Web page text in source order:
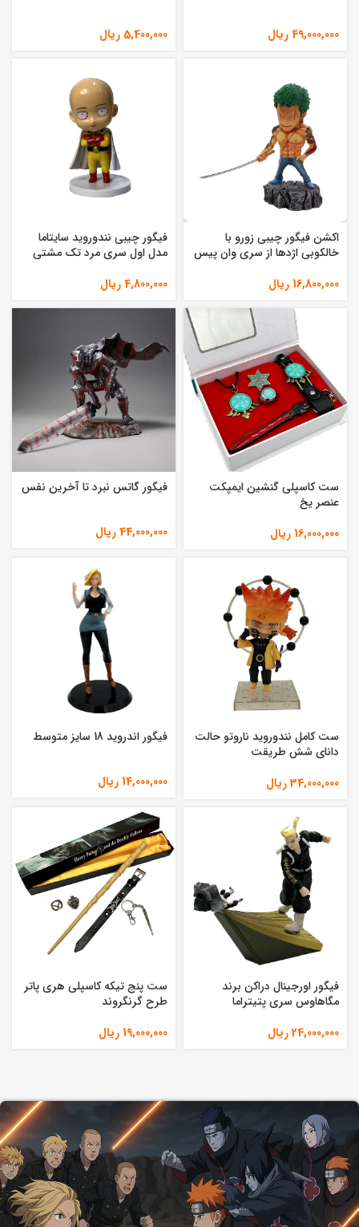
49,000,000ریال 5,400,000 ریال
اکشن فیگور چیبی زورو با
خالکوبی اژدها از سری وان پیس
16,800,000 ریال
فیگور چیبی نندوروید سایتاما
مدل اول سری مرد تک مشتی
4,800,000ریال
ست کاسپلی گنشین ایمپکت
عنصر یخ
16,000,000 ریال
فیگور گاتس نبرد تا آخرین نفس
44,000,000ریال
ست کامل نندوروید ناروتو حالت
دانای شش طریقت
34,000,000ریال
فیگور اندروید 18 سایز متوسط
14,000,000 ریال
فیگور اورجینال دراکن برند
مگاهاوس سری پتیتراما
24,000,000ریال
ست پنج تیکه کاسپلی هری پاتر
طرح گرنگروند
19,000,000 ریال